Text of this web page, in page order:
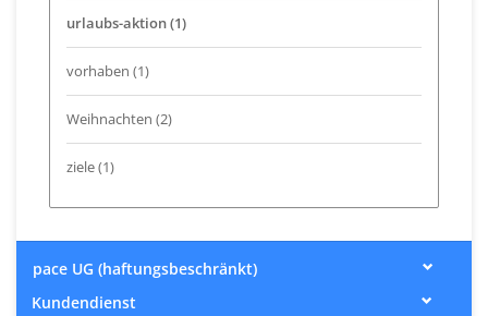
urlaubs-aktion(1)
vorhaben (1)
Weihnachten (2)
ziele(1)
pace UG (haftungsbeschränkt)
Kundendienst